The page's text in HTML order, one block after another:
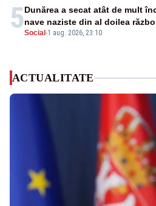
5Social -1 aug. 2026, 23:10
Dunărea a secat atât de mult
nave naziste din al doilea
ACTUALITATE